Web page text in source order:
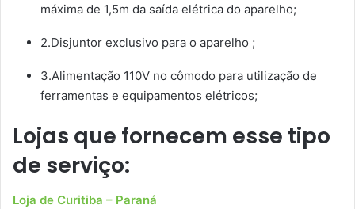
máxima de 1,5m da saída elétrica do aparelho;
2.Disjuntor exclusivo para o aparelho ;
3.Alimentação 110V no cômodo para utilização de
ferramentas e equipamentos elétricos;
Lojas que fornecem esse tipo
de serviço:
Loja de Curitiba – Paraná